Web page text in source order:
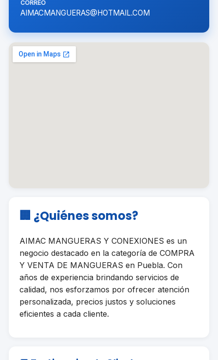
CORREO
AIMACMANGUERAS@HOTMAIL.COM
🏢 ¿Quiénes somos?
AIMAC MANGUERAS Y CONEXIONES es un
negocio destacado en la categoría de COMPRA
Y VENTA DE MANGUERAS en Puebla. Con
años de experiencia brindando servicios de
calidad, nos esforzamos por ofrecer atención
personalizada, precios justos y soluciones
eficientes a cada cliente.